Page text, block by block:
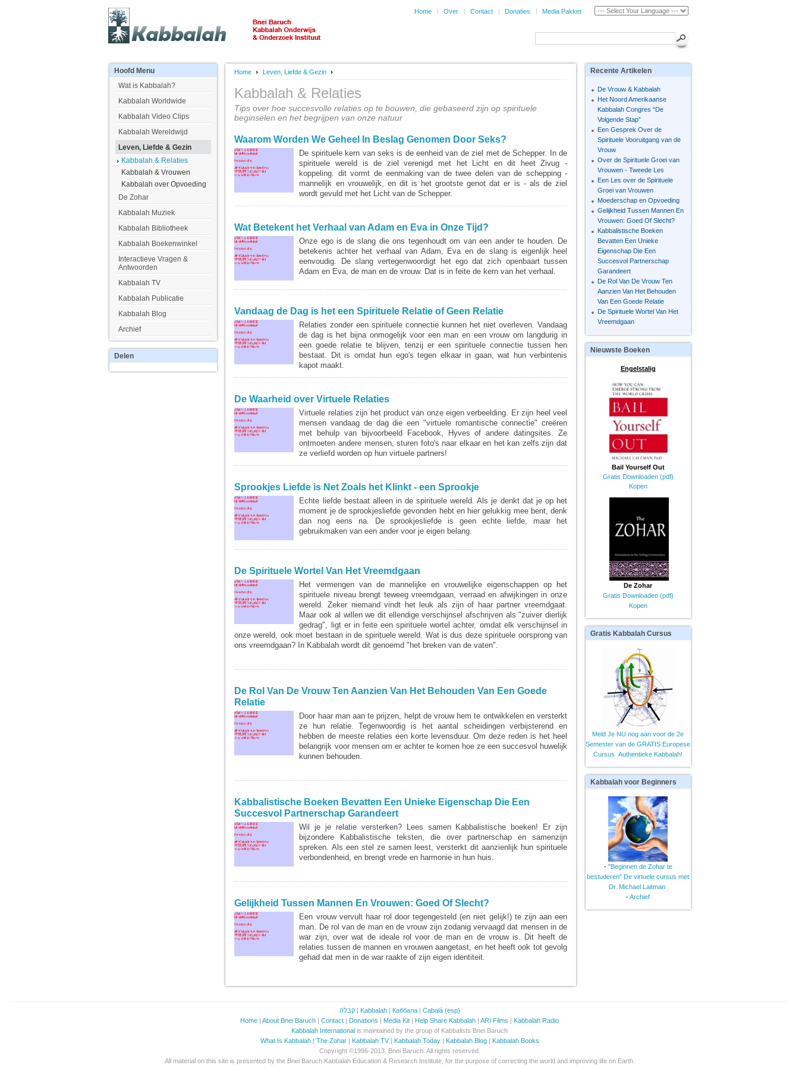
Home Over Contact Donaties Media Pakket
Home Leven, Liefde & Gezin
Kabbalah & Relaties
Tips over hoe succesvolle relaties op te bouwen, die gebaseerd zijn op spirituele
beginselen en het begrijpen van onze natuur
Waarom Worden We Geheel In Beslag Genomen Door Seks?
De spirituele kern van seks is de eenheid van de ziel met de Schepper. In de
spirituele wereld is de ziel verenigd met het Licht en dit heet Zivug -
koppeling. dit vormt de eenmaking van de twee delen van de schepping -
mannelijk en vrouwelijk, en dit is het grootste genot dat er is - als de ziel
wordt gevuld met het Licht van de Schepper.
Wat Betekent het Verhaal van Adam en Eva in Onze Tijd?
Onze ego is de slang die ons tegenhoudt om van een ander te houden. De
betekenis achter het verhaal van Adam, Eva en de slang is eigenlijk heel
eenvoudig. De slang vertegenwoordigt het ego dat zich openbaart tussen
Adam en Eva, de man en de vrouw. Dat is in feite de kern van het verhaal.
Vandaag de Dag is het een Spirituele Relatie of Geen Relatie
Relaties zonder een spirituele connectie kunnen het niet overleven. Vandaag
de dag is het bijna onmogelijk voor een man en een vrouw om langdurig in
een goede relatie te blijven, tenzij er een spirituele connectie tussen hen
bestaat. Dit is omdat hun ego's tegen elkaar in gaan, wat hun verbintenis
kapot maakt.
De Waarheid over Virtuele Relaties
Virtuele relaties zijn het product van onze eigen verbeelding. Er zijn heel veel
mensen vandaag de dag die een "virtuele romantische connectie" creëren
met behulp van bijvoorbeeld Facebook, Hyves of andere datingsites. Ze
ontmoeten andere mensen, sturen foto's naar elkaar en het kan zelfs zijn dat
ze verliefd worden op hun virtuele partners!
Sprookjes Liefde is Net Zoals het Klinkt - een Sprookje
Echte liefde bestaat alleen in de spirituele wereld. Als je denkt dat je op het
moment je de sprookjesliefde gevonden hebt en hier gelukkig mee bent, denk
dan nog eens na. De sprookjesliefde is geen echte liefde, maar het
gebruikmaken van een ander voor je eigen belang.
De Spirituele Wortel Van Het Vreemdgaan
Het vermengen van de mannelijke en vrouwelijke eigenschappen op het
spirituele niveau brengt teweeg vreemdgaan, verraad en afwijkingen in onze
wereld. Zeker niemand vindt het leuk als zijn of haar partner vreemdgaat.
Maar ook al willen we dit ellendige verschijnsel afschrijven als "zuiver dierlijk
gedrag", ligt er in feite een spirituele wortel achter, omdat elk verschijnsel in
onze wereld, ook moet bestaan in de spirituele wereld. Wat is dus deze spirituele oorsprong van
ons vreemdgaan? In Kabbalah wordt dit genoemd "het breken van de vaten".
De Rol Van De Vrouw Ten Aanzien Van Het Behouden Van Een Goede
Relatie
Door haar man aan te prijzen, helpt de vrouw hem te ontwikkelen en versterkt
ze hun relatie. Tegenwoordig is het aantal scheidingen verbijsterend en
hebben de meeste relaties een korte levensduur. Om deze reden is het heel
belangrijk voor mensen om er achter te komen hoe ze een succesvol huwelijk
kunnen behouden.
Kabbalistische Boeken Bevatten Een Unieke Eigenschap Die Een
Succesvol Partnerschap Garandeert
Wil je je relatie versterken? Lees samen Kabbalistische boeken! Er zijn
bijzondere Kabbalistische teksten, die over partnerschap en samenzijn
spreken. Als een stel ze samen leest, versterkt dit aanzienlijk hun spirituele
verbondenheid, en brengt vrede en harmonie in hun huis.
Gelijkheid Tussen Mannen En Vrouwen: Goed Of Slecht?
Een vrouw vervult haar rol door tegengesteld (en niet gelijk!) te zijn aan een
man. De rol van de man en de vrouw zijn zodanig vervaagd dat mensen in de
war zijn, over wat de ideale rol voor de man en de vrouw is. Dit heeft de
relaties tussen de mannen en vrouwen aangetast, en het heeft ook tot gevolg
gehad dat men in de war raakte of zijn eigen identiteit.
Hoofd Menu
Wat is Kabbalah?
Kabbalah Worldwide
Kabbalah Video Clips
Kabbalah Wereldwijd
Leven, Liefde & Gezin
Kabbalah & Relaties
Kabbalah & Vrouwen
Kabbalah over Opvoeding
De Zohar
Kabbalah Muziek
Kabbalah Bibliotheek
Kabbalah Boekenwinkel
Interactieve Vragen &
Antwoorden
Kabbalah TV
Kabbalah Publicatie
Kabbalah Blog
Archief
Delen
RecenteArtikelen
De Vrouw & Kabbalah
Het Noord Amerikaanse
Kabbalah Congres “De
Volgende Stap”
Een Gesprek Over de
Spirituele Vooruitgang van de
Vrouw
Over de Spirituele Groei van
Vrouwen - Tweede Les
Een Les over de Spirituele
Groei van Vrouwen
Moederschap en Opvoeding
Gelijkheid Tussen Mannen En
Vrouwen: Goed Of Slecht?
Kabbalistische Boeken
Bevatten Een Unieke
Eigenschap Die Een
Succesvol Partnerschap
Garandeert
De Rol Van De Vrouw Ten
Aanzien Van Het Behouden
Van Een Goede Relatie
De Spirituele Wortel Van Het
Vreemdgaan
NieuwsteBoeken
Engelstalig
Bail Yourself Out
Gratis Downloaden (pdf)
Kopen
De Zohar
Gratis Downloaden (pdf)
Kopen
Gratis Kabbalah Cursus
Meld Je NU nog aan voor de 2e
Semester van de GRATIS Europese
Cursus Authentieke Kabbalah!
Kabbalahvoor Beginners
- "Beginnen de Zohar te
bestuderen" De virtuele cursus met
Dr. Michael Laitman
-Archief
קבלה| Kabbalah| Каббала| Cabalá (esp)
Home
About Bnei Baruch Contact Donations Media Kit Help Share Kabbalah ARI Films
Kabbalah Radio
Kabbalah International is maintained by the group of Kabbalists Bnei Baruch
What Is Kabbalah| The Zohar| Kabbalah TV| Kabbalah Today| Kabbalah Blog|
Kabbalah Books
Copyright ©1996-2013. Bnei Baruch. All rights reserved.
All material on this site is presented by the Bnei Baruch Kabbalah Education & Research Institute, for the purpose of correcting the world and improving life on Earth.